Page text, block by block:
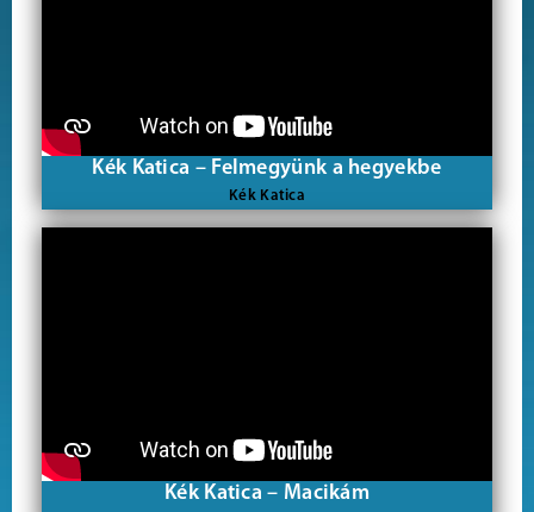
Kék Katica – Felmegyünk a hegyekbe
Kék Katica
Kék Katica – Macikám